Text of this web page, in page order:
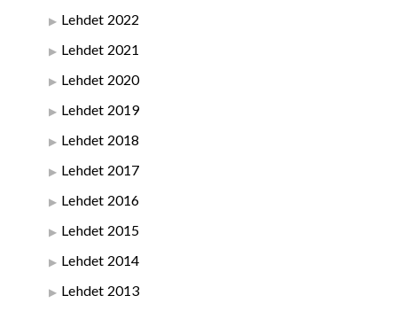
Lehdet 2022
Lehdet 2021
Lehdet 2020
Lehdet 2019
Lehdet 2018
Lehdet 2017
Lehdet 2016
Lehdet 2015
Lehdet 2014
Lehdet 2013